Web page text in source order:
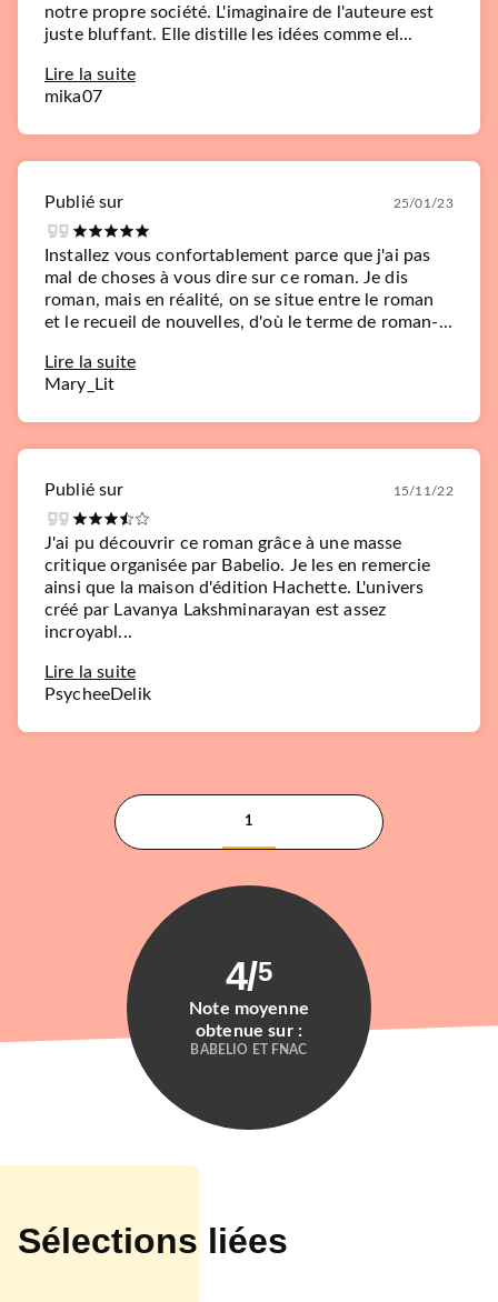
notre propre société. L'imaginaire de l'auteure est
juste bluffant. Elle distille les idées comme el...
Lire la suite
mika07
Publié sur 25/01/23
Installez vous confortablement parce que j'ai pas
mal de choses à vous dire sur ce roman. Je dis
roman, mais en réalité, on se situe entre le roman
et le recueil de nouvelles, d'où le terme de roman-...
Lire la suite
Mary_Lit
Publié sur 15/11/22
J'ai pu découvrir ce roman grâce à une masse
critique organisée par Babelio. Je les en remercie
ainsi que la maison d'édition Hachette. L'univers
créé par Lavanya Lakshminarayan est assez
incroyabl...
Lire la suite
PsycheeDelik
1
4/5
Note moyenne
obtenue sur :
BABELIO ET FNAC
Sélections liées